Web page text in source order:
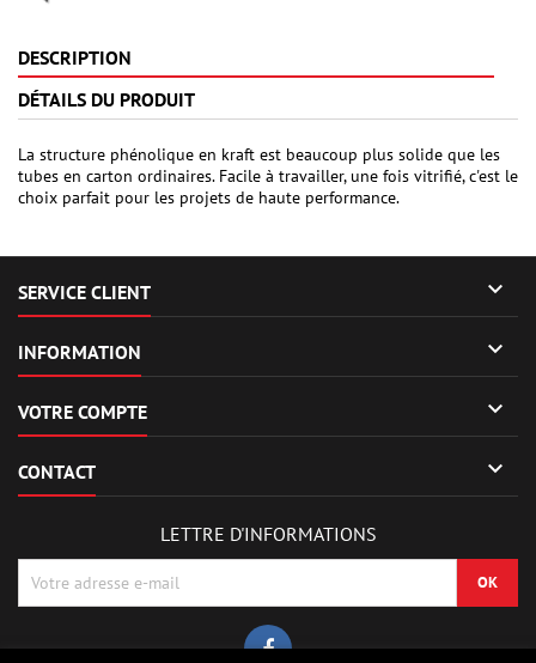
DESCRIPTION
DÉTAILS DU PRODUIT
La structure phénolique en kraft est beaucoup plus solide que les
tubes en carton ordinaires. Facile à travailler, une fois vitrifié, c'est le
choix parfait pour les projets de haute performance.
SERVICE CLIENT 
INFORMATION 
VOTRE COMPTE 
CONTACT 
LETTRE D'INFORMATIONS